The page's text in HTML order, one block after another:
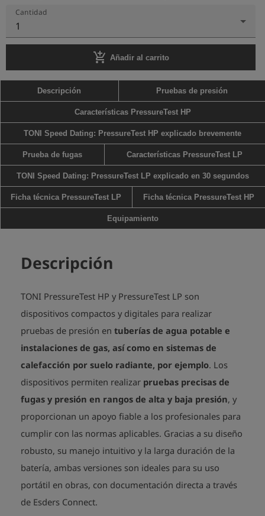
Cantidad
1
add_shopping_cart Añadir al carrito
Descripción Pruebas de presión
Características PressureTest HP
TONI Speed Dating: PressureTest HP explicado brevemente
Prueba de fugas Características PressureTest LP
TONI Speed Dating: PressureTest LP explicado en 30 segundos
Ficha técnica PressureTest LP Ficha técnica PressureTest HP
Equipamiento
Descripción
TONI PressureTest HP y PressureTest LP son
dispositivos compactos y digitales para realizar
pruebas de presión en tuberías de agua potable e
instalaciones de gas, así como en sistemas de
calefacción por suelo radiante, por ejemplo. Los
dispositivos permiten realizar pruebas precisas de
fugas y presión en rangos de alta y baja presión, y
proporcionan un apoyo fiable a los profesionales para
cumplir con las normas aplicables. Gracias a su diseño
robusto, su manejo intuitivo y la larga duración de la
batería, ambas versiones son ideales para su uso
portátil en obras, con documentación directa a través
de Esders Connect.